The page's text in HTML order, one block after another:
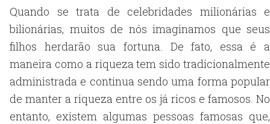
Quando se trata de celebridades milionárias e
bilionárias, muitos de nós imaginamos que seus
filhos herdarão sua fortuna. De fato, essa é a
maneira como a riqueza tem sido tradicionalmente
administrada e continua sendo uma forma popular
de manter a riqueza entre os já ricos e famosos. No
entanto, existem algumas pessoas famosas que,